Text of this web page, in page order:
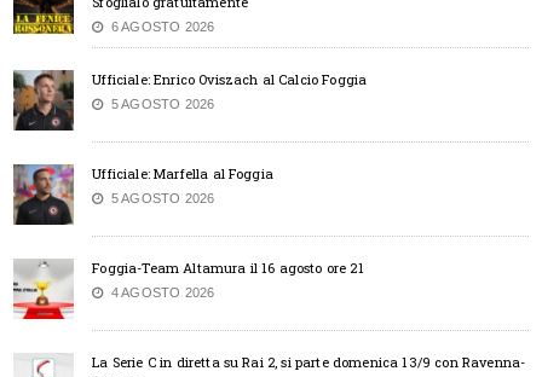
6 AGOSTO 2026
Ufficiale: Enrico Oviszach al Calcio Foggia
5 AGOSTO 2026
Ufficiale: Marfella al Foggia
5 AGOSTO 2026
Foggia-Team Altamura il 16 agosto ore 21
4 AGOSTO 2026
La Serie C in diretta su Rai 2, si parte domenica 13/9 con Ravenna-